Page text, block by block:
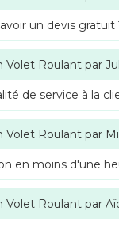
un devis gratuit
Volet Roulant par
de service à la
Volet Roulant par
en moins d'une
Volet Roulant par